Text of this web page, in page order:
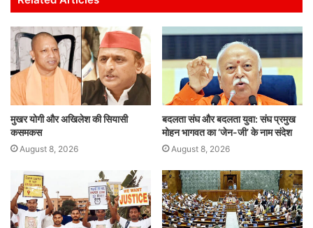
A
p
p
b
o
o
k
dI
n
मुखर योगी और अखिलेश की सियासी
कसमकस
August 8, 2026
बदलता संघ और बदलता युवा: संघ प्रमुख
मोहन भागवत का ‘जेन-जी’ के नाम संदेश
August 8, 2026